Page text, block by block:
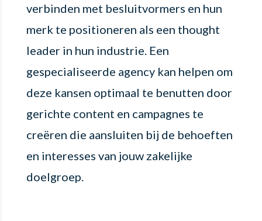
verbinden met besluitvormers en hun
merk te positioneren als een thought
leader in hun industrie. Een
gespecialiseerde agency kan helpen om
deze kansen optimaal te benutten door
gerichte content en campagnes te
creëren die aansluiten bij de behoeften
en interesses van jouw zakelijke
doelgroep.